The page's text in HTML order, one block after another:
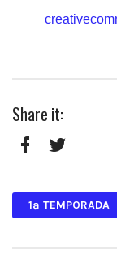
Share it:
1ª TEMPORADA